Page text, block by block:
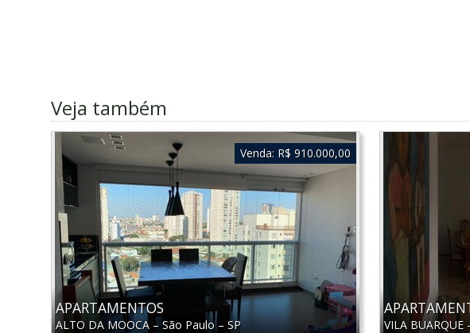
Veja também
APARTAMENTOS
ALTO DA MOOCA – São Paulo– SP
Venda: R$ 910.000,00
VILA BUARQUE